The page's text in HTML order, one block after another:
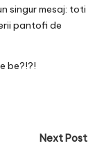
singur mesaj: toti
pantofi de
be?!?!
Next Post